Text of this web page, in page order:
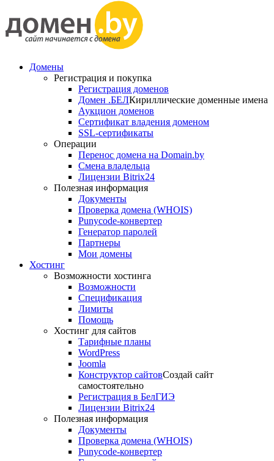
Домены
Регистрация и покупка
Регистрация доменов
Домен .БЕЛКириллические доменные имена
Аукцион доменов
Сертификат владения доменом
SSL-сертификаты
Операции
Перенос домена на Domain.by
Смена владельца
Лицензии Bitrix24
Полезная информация
Документы
Проверка домена (WHOIS)
Punycode-конвертер
Генератор паролей
Партнеры
Мои домены
Хостинг
Возможности хостинга
Возможности
Спецификация
Лимиты
Помощь
Хостинг для сайтов
Тарифные планы
WordPress
Joomla
Конструктор сайтовСоздай сайт
самостоятельно
Регистрация в БелГИЭ
Лицензии Bitrix24
Полезная информация
Документы
Проверка домена (WHOIS)
Punycode-конвертер